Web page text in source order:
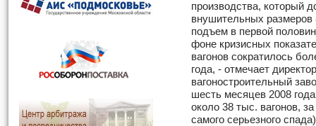
производства, который
внушительных размеров
подъем в первой
фоне кризисных
вагонов сократилось
года, - отмечает
вагоностроительный
шесть месяцев 2008
около 38 тыс. вагонов,
самого серьезного